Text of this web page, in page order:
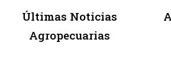
Últimas Noticias
Agropecuarias